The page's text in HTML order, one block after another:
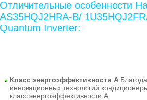
Отличительные особенности
AS35HQJ2HRA-B/
Quantum Inverter:
Класс энергоэффективности A
инновационных технологий
класс энергоэффективности А.